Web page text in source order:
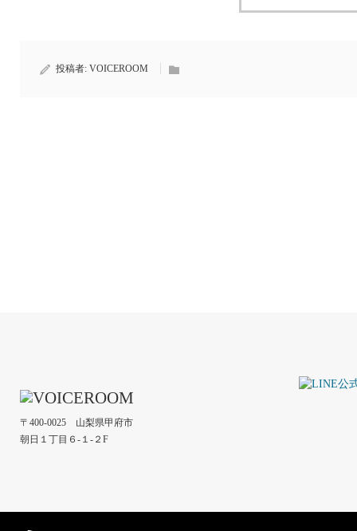
投稿者: VOICEROOM
〒400-0025 山梨県甲府市
朝日１丁目６-１-２F